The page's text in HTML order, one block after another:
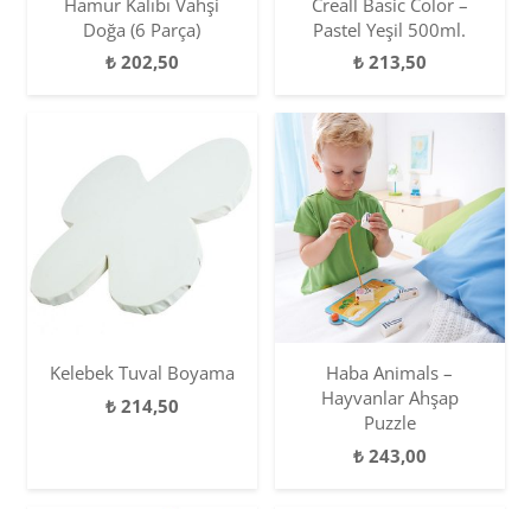
Doğa (6 Parça)
₺202,50
Pastel Yeşil 500ml.
₺213,50
Kelebek Tuval Boyama
₺214,50
Haba Animals –
Hayvanlar Ahşap
Puzzle
₺243,00